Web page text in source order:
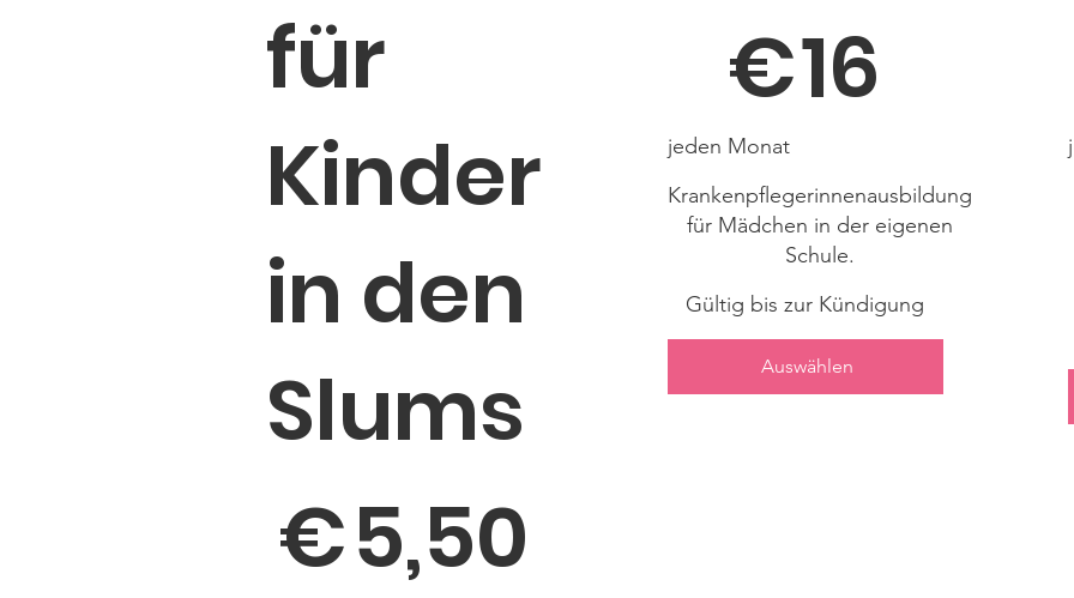
für
Kinder
in den
Slums
€5,50
€16
jeden Monat
Krankenpflegerinnenausbildung
für Mädchen in der eigenen
Schule.
Gültig bis zur Kündigung
Auswählen